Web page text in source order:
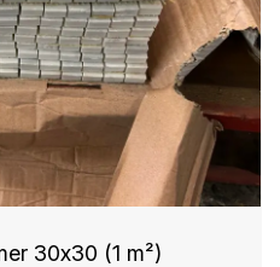
30x30 (1 m²)